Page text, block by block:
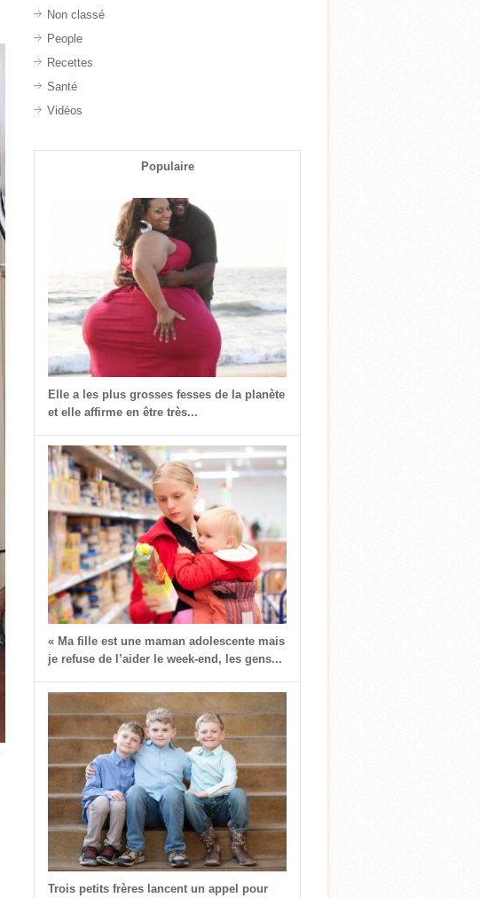
Non classé
People
Recettes
Santé
Vidéos
Populaire
Elle a les plus grosses fesses de la planète
et elle affirme en être très...
« Ma fille est une maman adolescente mais
je refuse de l’aider le week-end, les gens...
Trois petits frères lancent un appel pour